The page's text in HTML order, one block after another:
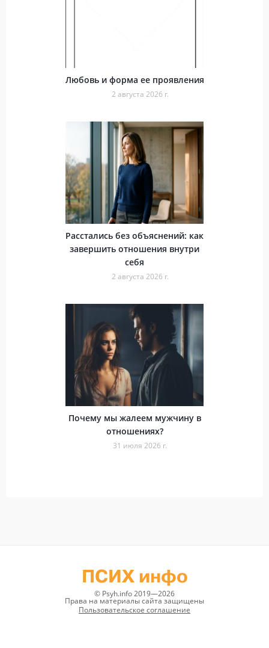
Любовь и форма ее проявления
2 августа 2026 г.
Расстались без объяснений: как
завершить отношения внутри
себя
2 августа 2026 г.
Почему мы жалеем мужчину в
отношениях?
31 июля 2026 г.
ПСИХ инфо
© Psyh.info 2019—2026
Права на материалы сайта защищены
Пользовательское соглашение